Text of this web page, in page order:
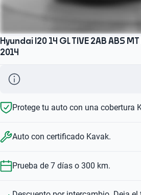
Hyundai I20 14 GL TIVE 2AB ABS
2014
Protege tu auto con una cobertura
Auto con certificado Kavak.
Prueba de 7 días o 300 km.